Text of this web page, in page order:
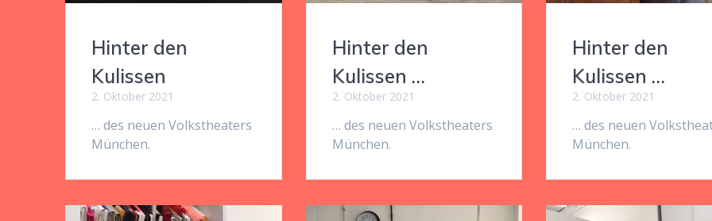
Hinter den
Kulissen …
2. Oktober 2021
… des neuen Volkstheaters
München.
Hinter den
Kulissen …
2. Oktober 2021
… des neuen
München.
Hinter den
Kulissen
2. Oktober 2021
… des neuen Volkstheaters
München.